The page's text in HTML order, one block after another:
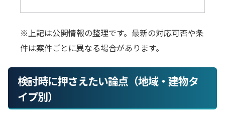
※上記は公開情報の整理です。最新の対応可否や条
件は案件ごとに異なる場合があります。
検討時に押さえたい論点（地域・建物タ
イプ別）